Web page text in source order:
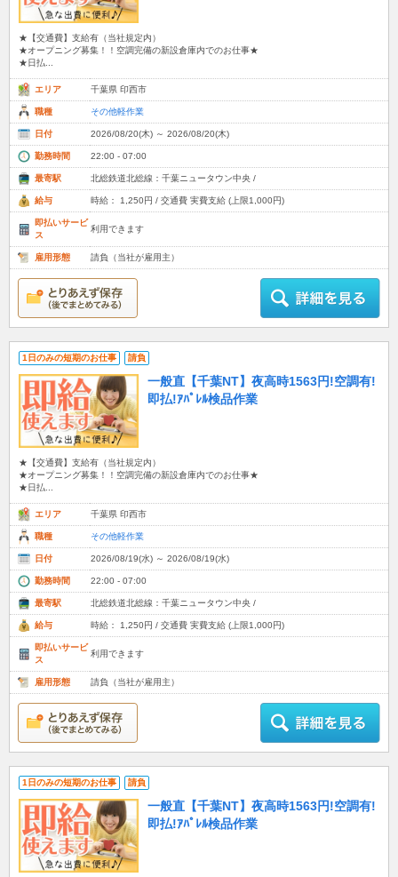
★【交通費】支給有（当社規定内）
★オープニング募集！！空調完備の新設倉庫内でのお仕事★
★日払...
エリア 千葉県 印西市
職種 その他軽作業
日付 2026/08/20(木) ～ 2026/08/20(木)
勤務時間 22:00 - 07:00
最寄駅 北総鉄道北総線：千葉ニュータウン中央 /
給与 時給： 1,250円 / 交通費 実費支給 (上限1,000円)
即払いサービ
ス
利用できます
雇用形態 請負（当社が雇用主）
1日のみの短期のお仕事 請負
一般直【千葉NT】夜高時1563円!空調有!
即払!ｱﾊﾟﾚﾙ検品作業
★【交通費】支給有（当社規定内）
★オープニング募集！！空調完備の新設倉庫内でのお仕事★
★日払...
エリア 千葉県 印西市
職種 その他軽作業
日付 2026/08/19(水) ～ 2026/08/19(水)
勤務時間 22:00 - 07:00
最寄駅 北総鉄道北総線：千葉ニュータウン中央 /
給与 時給： 1,250円 / 交通費 実費支給 (上限1,000円)
即払いサービ
ス
利用できます
雇用形態 請負（当社が雇用主）
1日のみの短期のお仕事 請負
一般直【千葉NT】夜高時1563円!空調有!
即払!ｱﾊﾟﾚﾙ検品作業